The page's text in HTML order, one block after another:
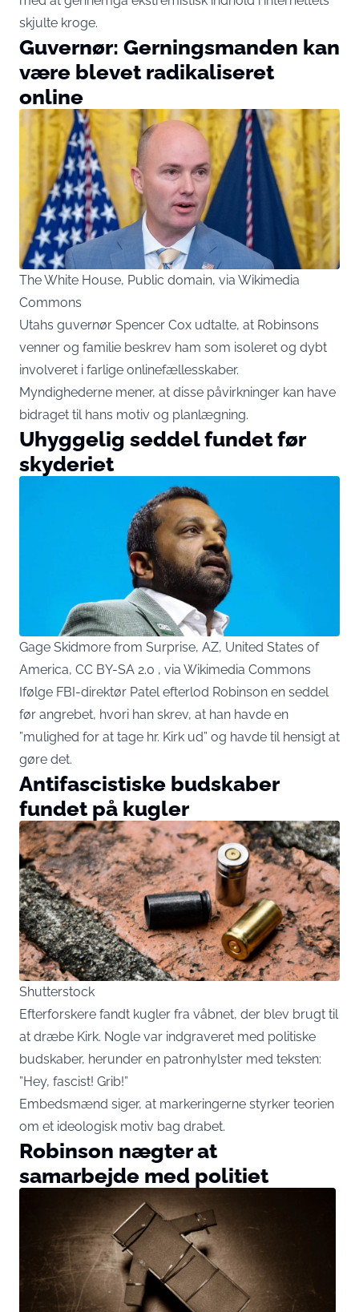
skjulte kroge.
Guvernør: Gerningsmanden kan
være blevet radikaliseret
online
The White House, Public domain, via Wikimedia
Commons
Utahs guvernør Spencer Cox udtalte, at Robinsons
venner og familie beskrev ham som isoleret og dybt
involveret i farlige onlinefællesskaber.
Myndighederne mener, at disse påvirkninger kan have
bidraget til hans motiv og planlægning.
Uhyggelig seddel fundet før
skyderiet
Gage Skidmore from Surprise, AZ, United States of
America, CC BY-SA 2.0 , via Wikimedia Commons
Ifølge FBI-direktør Patel efterlod Robinson en seddel
før angrebet, hvori han skrev, at han havde en
”mulighed for at tage hr. Kirk ud” og havde til hensigt at
gøre det.
Antifascistiske budskaber
fundet på kugler
Shutterstock
Efterforskere fandt kugler fra våbnet, der blev brugt til
at dræbe Kirk. Nogle var indgraveret med politiske
budskaber, herunder en patronhylster med teksten:
”Hey, fascist! Grib!”
Embedsmænd siger, at markeringerne styrker teorien
om et ideologisk motiv bag drabet.
Robinson nægter at
samarbejde med politiet